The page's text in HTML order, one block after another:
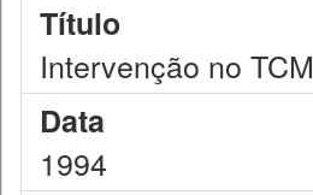
Título
Intervenção no TCM
Data
1994